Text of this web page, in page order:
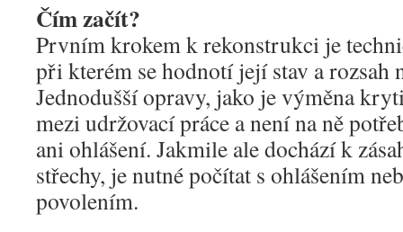
Čím začít?
Prvním krokem k rekonstrukci je
při kterém se hodnotí její stav a rozsah
Jednodušší opravy, jako je výměna
mezi udržovací práce a není na ně
ani ohlášení. Jakmile ale dochází k
střechy, je nutné počítat s ohlášením
povolením.